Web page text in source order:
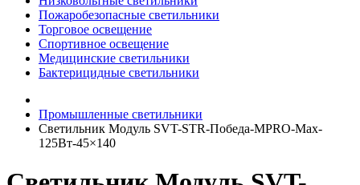
Пожаробезопасные светильники
Торговое освещение
Спортивное освещение
Медицинские светильники
Бактерицидные светильники
Промышленные светильники
Светильник Модуль SVT-STR-Победа-MPRO-Max-
125Вт-45×140